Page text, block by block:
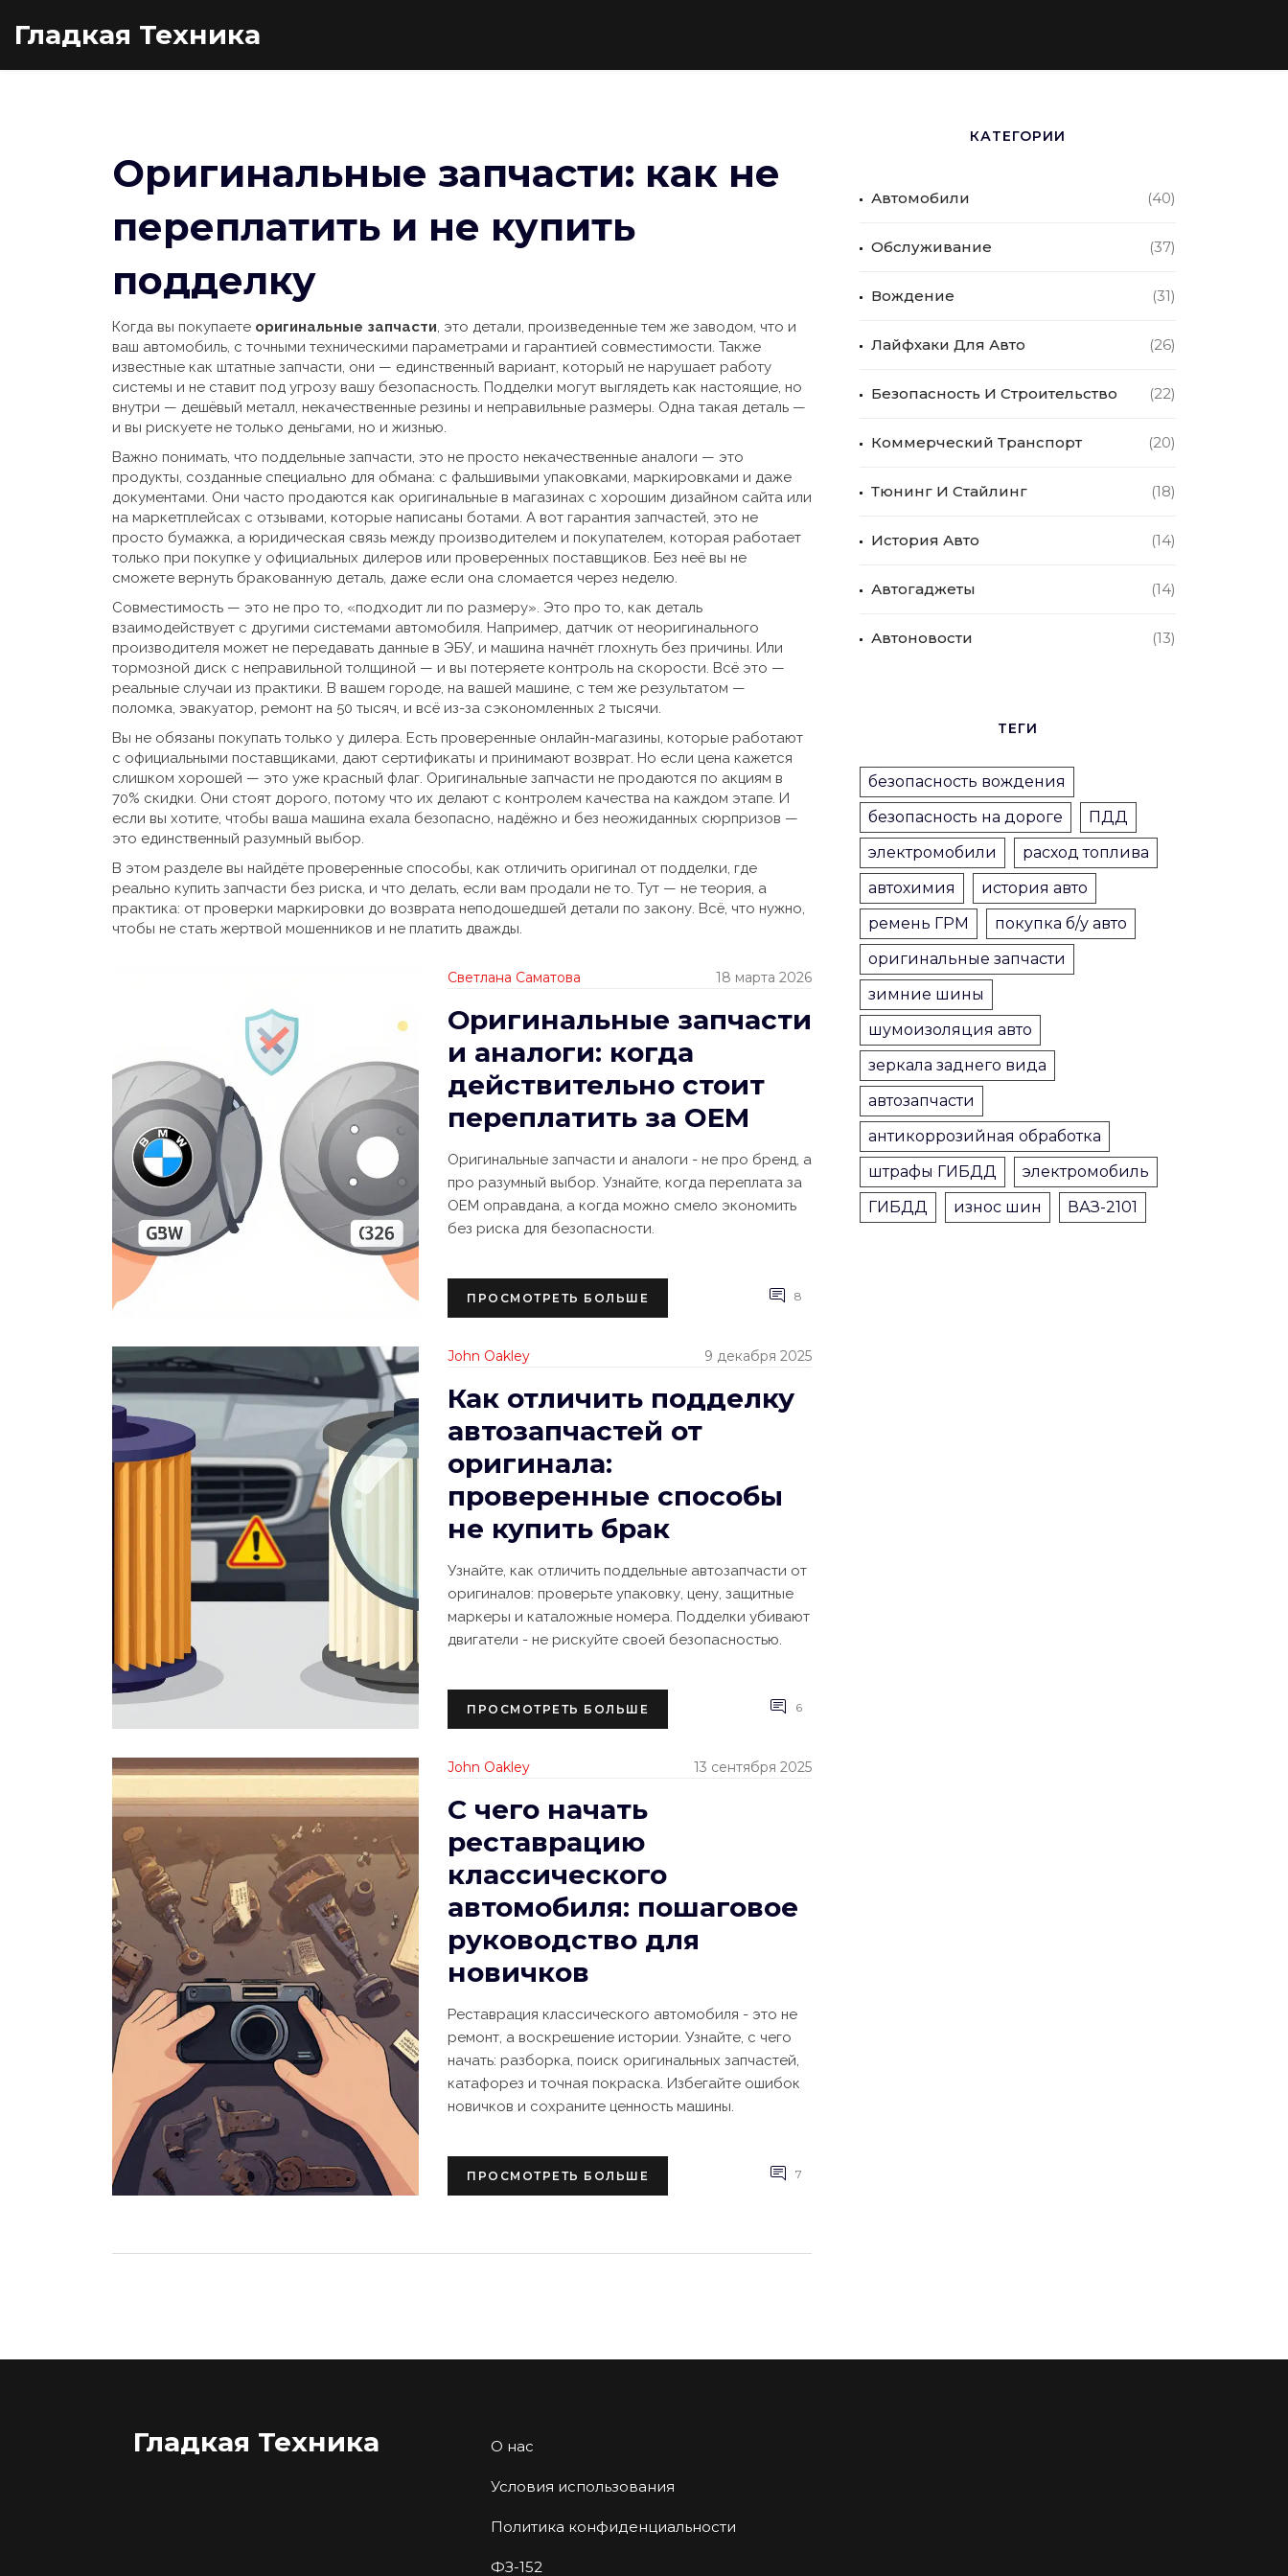
Гладкая Техника
Оригинальные запчасти: как не
переплатить и не купить
подделку
Когда вы покупаете оригинальные запчасти, это детали, произведенные тем же заводом, что и
ваш автомобиль, с точными техническими параметрами и гарантией совместимости. Также
известные как штатные запчасти, они — единственный вариант, который не нарушает работу
системы и не ставит под угрозу вашу безопасность. Подделки могут выглядеть как настоящие, но
внутри — дешёвый металл, некачественные резины и неправильные размеры. Одна такая деталь —
и вы рискуете не только деньгами, но и жизнью.
Важно понимать, что поддельные запчасти, это не просто некачественные аналоги — это
продукты, созданные специально для обмана: с фальшивыми упаковками, маркировками и даже
документами. Они часто продаются как оригинальные в магазинах с хорошим дизайном сайта или
на маркетплейсах с отзывами, которые написаны ботами. А вот гарантия запчастей, это не
просто бумажка, а юридическая связь между производителем и покупателем, которая работает
только при покупке у официальных дилеров или проверенных поставщиков. Без неё вы не
сможете вернуть бракованную деталь, даже если она сломается через неделю.
Совместимость — это не про то, «подходит ли по размеру». Это про то, как деталь
взаимодействует с другими системами автомобиля. Например, датчик от неоригинального
производителя может не передавать данные в ЭБУ, и машина начнёт глохнуть без причины. Или
тормозной диск с неправильной толщиной — и вы потеряете контроль на скорости. Всё это —
реальные случаи из практики. В вашем городе, на вашей машине, с тем же результатом —
поломка, эвакуатор, ремонт на 50 тысяч, и всё из-за сэкономленных 2 тысячи.
Вы не обязаны покупать только у дилера. Есть проверенные онлайн-магазины, которые работают
с официальными поставщиками, дают сертификаты и принимают возврат. Но если цена кажется
слишком хорошей — это уже красный флаг. Оригинальные запчасти не продаются по акциям в
70% скидки. Они стоят дорого, потому что их делают с контролем качества на каждом этапе. И
если вы хотите, чтобы ваша машина ехала безопасно, надёжно и без неожиданных сюрпризов —
это единственный разумный выбор.
В этом разделе вы найдёте проверенные способы, как отличить оригинал от подделки, где
реально купить запчасти без риска, и что делать, если вам продали не то. Тут — не теория, а
практика: от проверки маркировки до возврата неподошедшей детали по закону. Всё, что нужно,
чтобы не стать жертвой мошенников и не платить дважды.
Светлана Саматова 18 марта 2026
Оригинальные запчасти
и аналоги: когда
действительно стоит
переплатить за OEM
Оригинальные запчасти и аналоги - не про бренд, а
про разумный выбор. Узнайте, когда переплата за
OEM оправдана, а когда можно смело экономить
без риска для безопасности.
ПРОСМОТРЕТЬ БОЛЬШЕ 8
John Oakley 9 декабря 2025
Как отличить подделку
автозапчастей от
оригинала:
проверенные способы
не купить брак
Узнайте, как отличить поддельные автозапчасти от
оригиналов: проверьте упаковку, цену, защитные
маркеры и каталожные номера. Подделки убивают
двигатели - не рискуйте своей безопасностью.
ПРОСМОТРЕТЬ БОЛЬШЕ 6
John Oakley 13 сентября 2025
С чего начать
реставрацию
классического
автомобиля: пошаговое
руководство для
новичков
Реставрация классического автомобиля - это не
ремонт, а воскрешение истории. Узнайте, с чего
начать: разборка, поиск оригинальных запчастей,
катафорез и точная покраска. Избегайте ошибок
новичков и сохраните ценность машины.
ПРОСМОТРЕТЬ БОЛЬШЕ 7
КАТЕГОРИИ
Автомобили (40)
Обслуживание (37)
Вождение (31)
Лайфхаки Для Авто (26)
Безопасность И Строительство (22)
Коммерческий Транспорт (20)
Тюнинг И Стайлинг (18)
История Авто (14)
Автогаджеты (14)
Автоновости (13)
ТЕГИ
безопасность вождения
безопасность на дороге
ПДД
электромобили
расход топлива
автохимия
история авто
ремень ГРМ
покупка б/у авто
оригинальные запчасти
зимние шины
шумоизоляция авто
зеркала заднего вида
автозапчасти
антикоррозийная обработка
штрафы ГИБДД
электромобиль
ГИБДД
износ шин ВАЗ-2101
Гладкая Техника О нас
Условия использования
Политика конфиденциальности
ФЗ-152